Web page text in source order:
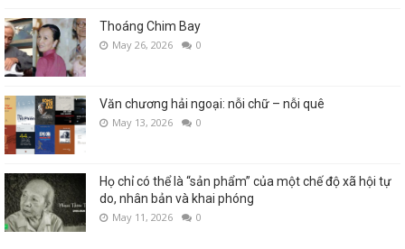
Thoáng Chim Bay
May 26, 2026 0
Văn chương hải ngoại: nỗi chữ – nỗi quê
May 13, 2026 0
Họ chỉ có thể là “sản phẩm” của một chế độ xã hội tự
do, nhân bản và khai phóng
May 11, 2026 0